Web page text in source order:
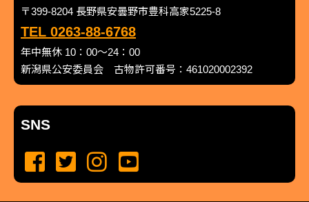
〒399-8204 長野県安曇野市豊科高家5225-8
TEL 0263-88-6768
年中無休 10：00～24：00
新潟県公安委員会 古物許可番号：461020002392
SNS